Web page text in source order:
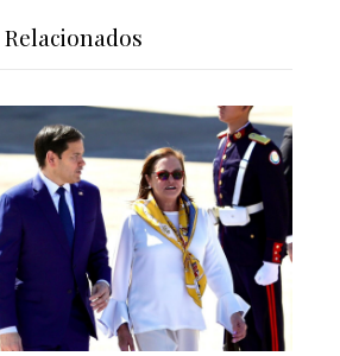
Relacionados